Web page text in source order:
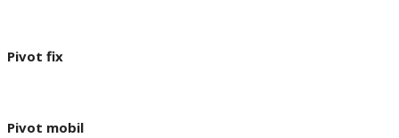
Pivot fix
Pivot mobil